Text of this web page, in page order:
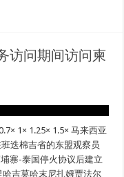
访问期间访问柬
1× 1.25× 1.5× 马来西亚
迭棉吉省的东盟观察员
寨-泰国停火协议后建立
吉莫哈末尼扎姆贾法尔